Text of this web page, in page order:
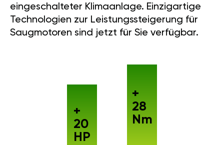
eingeschalteter Klimaanlage. Einzigartige
Technologien zur Leistungssteigerung für
Saugmotoren sind jetzt für Sie verfügbar.
+
20
HP
+
28
Nm